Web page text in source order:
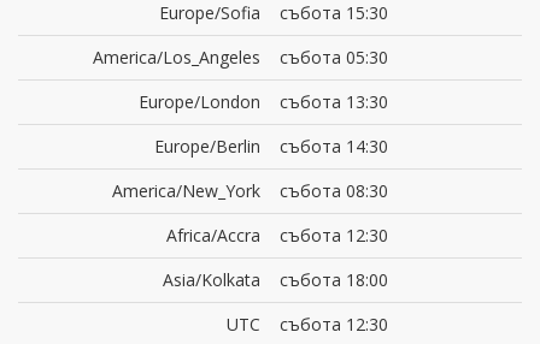
Europe/Sofia
събота 15:30
America/Los_Angeles
събота 05:30
Europe/London
събота 13:30
Europe/Berlin
събота 14:30
America/New_York
събота 08:30
Africa/Accra
събота 12:30
Asia/Kolkata
събота 18:00
UTC
събота 12:30